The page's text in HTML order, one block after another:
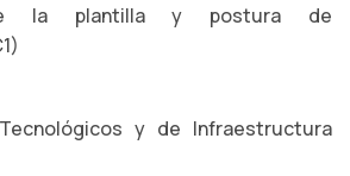
la plantilla y postura de
y de Infraestructura